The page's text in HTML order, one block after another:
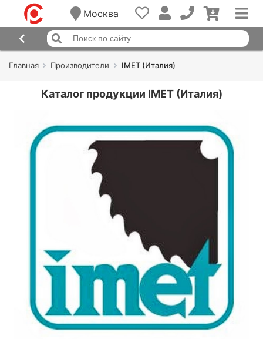
Москва
Главная Производители IMET (Италия)
Каталог продукции IMET (Италия)